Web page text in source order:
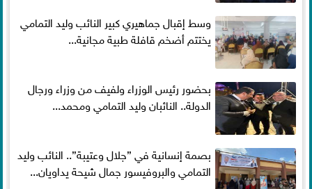
وسط إقبال جماهيري كبير النائب وليد التمامي
يختتم أضخم قافلة طبية مجانية...
بحضور رئيس الوزراء ولفيف من وزراء ورجال
الدولة.. النائبان وليد التمامي ومحمد...
بصمة إنسانية في ”جلال وعتيبة”.. النائب وليد
التمامي والبروفيسور جمال شيحة يداويان...